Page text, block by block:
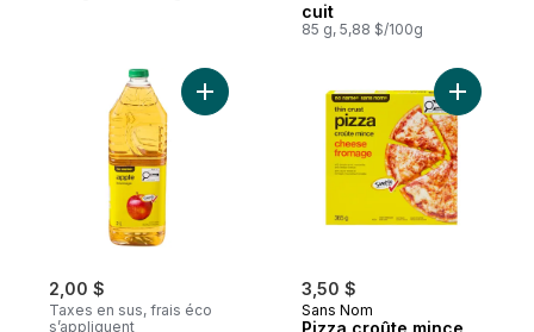
cuit
85 g, 5,88 $/100g
2,00 $
Taxes en sus, frais éco
s’appliquent
Ajouter Boisson aux pommes au panier
3,50 $
Sans Nom
Pizza croûte mince
Ajouter